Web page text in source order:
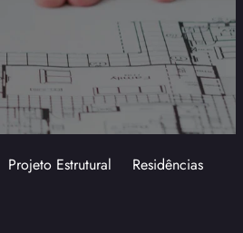
Projeto Estrutural Residências